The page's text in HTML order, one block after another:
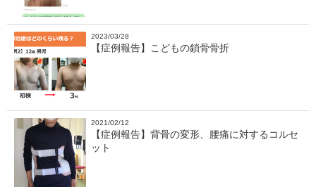
2023/03/28
【症例報告】こどもの鎖骨骨折
2021/02/12
【症例報告】背骨の変形、腰痛に対するコルセ
ット